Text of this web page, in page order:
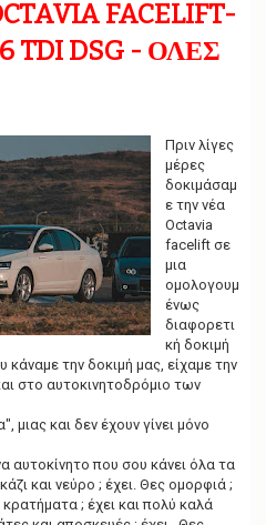
a
FACELIFT-
TDI DSG - ΟΛΕΣ
Πριν λίγες
μέρες
δοκιμάσαμ
ε την νέα
Octavia
facelift σε
μια
ομολογουμ
ένως
διαφορετι
κή δοκιμή
την δοκιμή μας, είχαμε την
στο αυτοκινητοδρόμιο των
μιας και δεν έχουν γίνει μόνο
αυτοκίνητο που σου κάνει όλα τα
και νεύρο ; έχει. Θες ομορφιά ;
; έχει και πολύ καλά